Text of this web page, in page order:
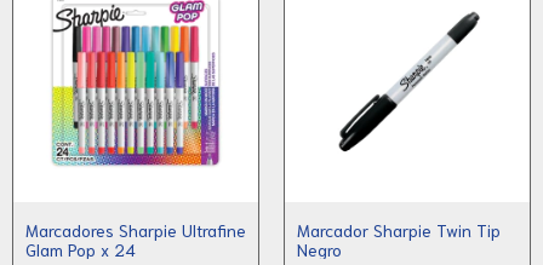
Marcadores Sharpie Ultrafine
Glam Pop x 24
Marcador Sharpie Twin Tip
Negro